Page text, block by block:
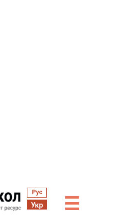
Рус
Укр ☰